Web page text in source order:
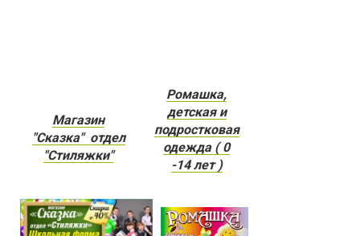
Магазин
"Сказка" отдел
"Стиляжки"
Ромашка,
детская и
подростковая
одежда ( 0
-14 лет )